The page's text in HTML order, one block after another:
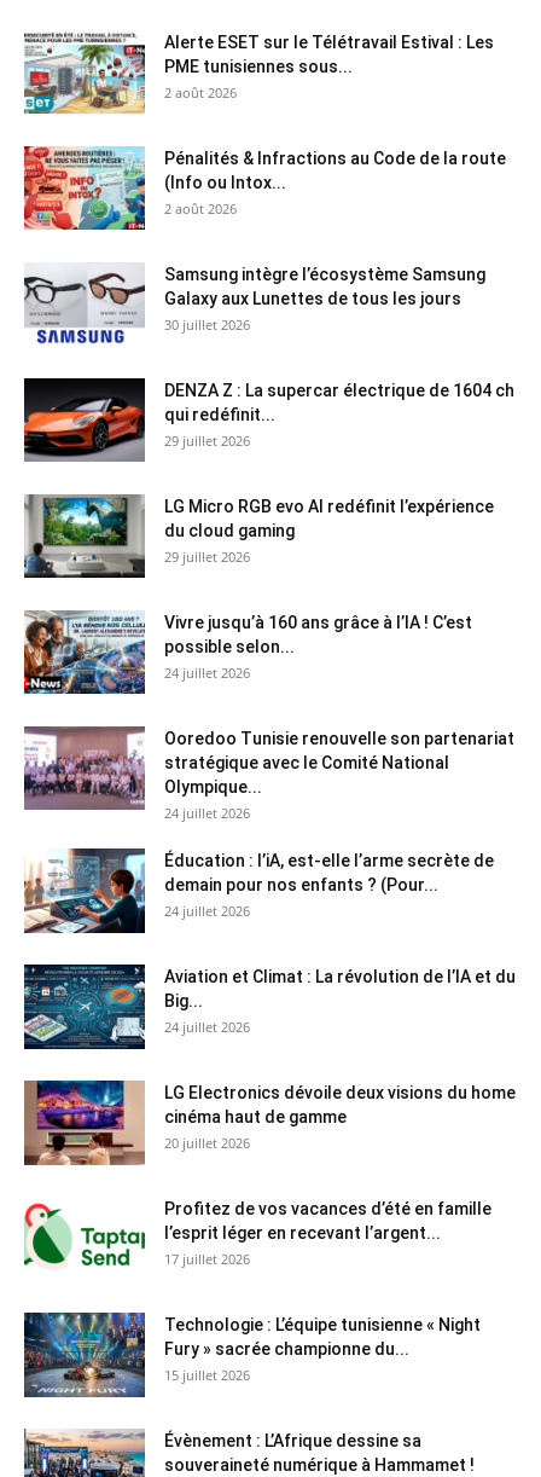
Alerte ESET sur le Télétravail Estival : Les
PME tunisiennes sous...
2 août 2026
Pénalités & Infractions au Code de la route
(Info ou Intox...
2 août 2026
Samsung intègre l’écosystème Samsung
Galaxy aux Lunettes de tous les jours
30 juillet 2026
DENZA Z : La supercar électrique de 1604 ch
qui redéfinit...
29 juillet 2026
LG Micro RGB evo AI redéfinit l’expérience
du cloud gaming
29 juillet 2026
Vivre jusqu’à 160 ans grâce à l’IA ! C’est
possible selon...
24 juillet 2026
Ooredoo Tunisie renouvelle son partenariat
stratégique avec le Comité National
Olympique...
24 juillet 2026
Éducation : l’iA, est-elle l’arme secrète de
demain pour nos enfants ? (Pour...
24 juillet 2026
Aviation et Climat : La révolution de l’IA et du
Big...
24 juillet 2026
LG Electronics dévoile deux visions du home
cinéma haut de gamme
20 juillet 2026
Profitez de vos vacances d’été en famille
l’esprit léger en recevant l’argent...
17 juillet 2026
Technologie : L’équipe tunisienne « Night
Fury » sacrée championne du...
15 juillet 2026
Évènement : L’Afrique dessine sa
souveraineté numérique à Hammamet !